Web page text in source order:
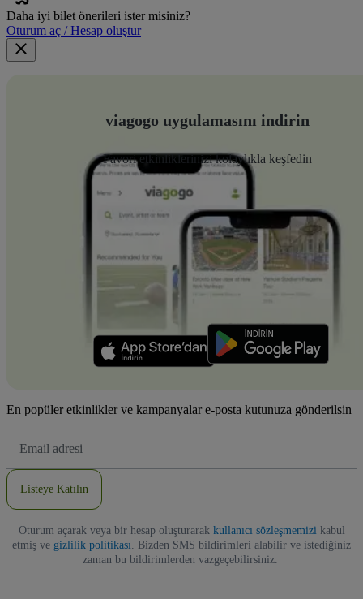
Daha iyi bilet önerileri ister misiniz?
Oturum aç / Hesap oluştur
viagogo uygulamasını indirin
Favori etkinliklerinizi kolaylıkla keşfedin
En popüler etkinlikler ve kampanyalar e-posta kutunuza gönderilsin
posta
Listeye Katılın
Oturum açarak veya bir hesap oluşturarak kullanıcı sözleşmemizi kabul
etmiş ve gizlilik politikası . Bizden SMS bildirimleri alabilir ve istediğiniz
zaman bu bildirimlerden vazgeçebilirsiniz.